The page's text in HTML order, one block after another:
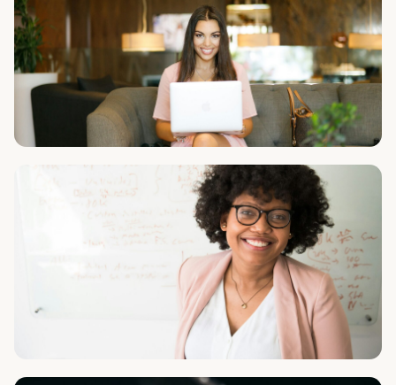
Ксения Кравцова
Психолог, эксперт по переговорам